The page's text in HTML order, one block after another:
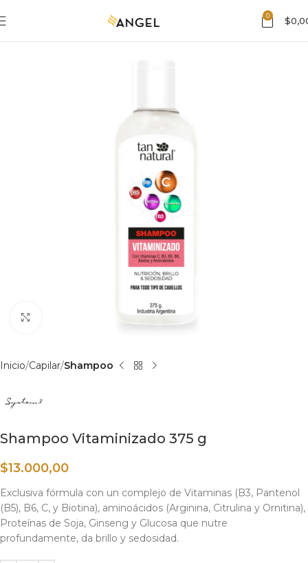
0 $
Haga clic para ampliar
Inicio Capilar Shampoo
Shampoo Vitaminizado 375 g
$13.000,00
Exclusiva fórmula con un complejo de Vitaminas (B3, Pantenol
(B5), B6, C, y Biotina), aminoácidos (Arginina, Citrulina y Ornitina),
Proteínas de Soja, Ginseng y Glucosa que nutre
profundamente, da brillo y sedosidad.